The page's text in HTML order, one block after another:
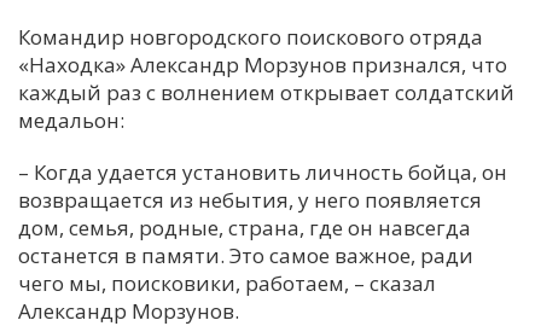
Командир новгородского поискового отряда
«Находка» Александр Морзунов признался, что
каждый раз с волнением открывает солдатский
медальон:
– Когда удается установить личность бойца, он
возвращается из небытия, у него появляется
дом, семья, родные, страна, где он навсегда
останется в памяти. Это самое важное, ради
чего мы, поисковики, работаем, – сказал
Александр Морзунов.